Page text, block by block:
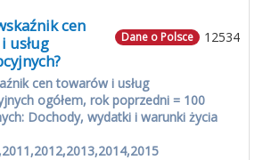
12534
Dane o Polsce
cen
usług
cen towarów i usług
ogółem, rok poprzedni = 100
Dochody, wydatki i warunki życia